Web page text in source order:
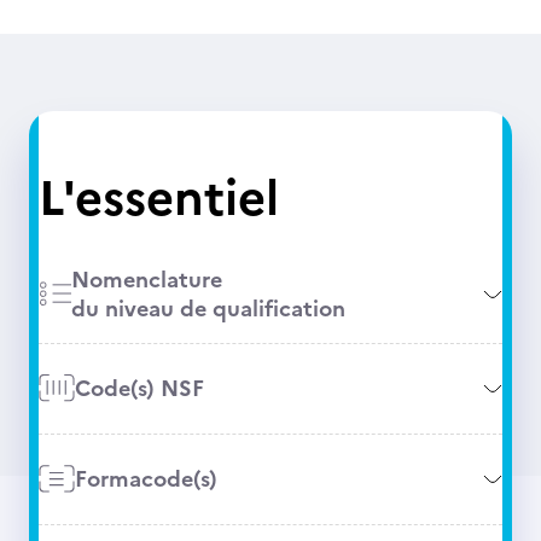
L'essentiel
Nomenclature
du niveau de qualification
Code(s) NSF
Formacode(s)